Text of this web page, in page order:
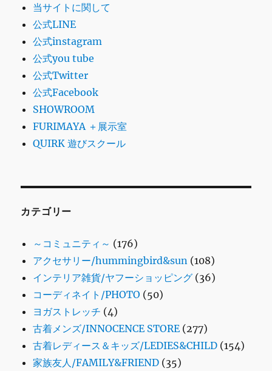
当サイトに関して
公式LINE
公式instagram
公式you tube
公式Twitter
公式Facebook
SHOWROOM
FURIMAYA ＋展示室
QUIRK 遊びスクール
カテゴリー
～コミュニティ～ (176)
アクセサリー/hummingbird&sun (108)
インテリア雑貨/ヤフーショッピング (36)
コーディネイト/PHOTO (50)
ヨガストレッチ (4)
古着メンズ/INNOCENCE STORE (277)
古着レディース＆キッズ/LEDIES&CHILD (154)
家族友人/FAMILY&FRIEND (35)